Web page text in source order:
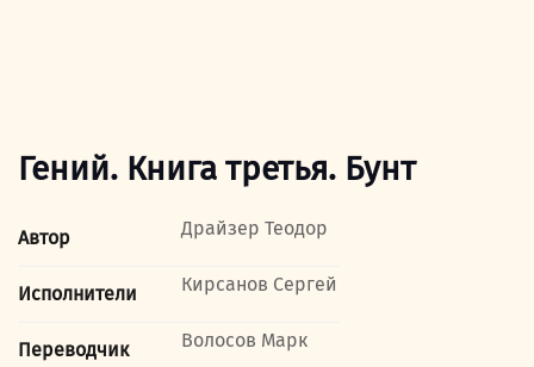
Гений. Книга третья. Бунт
Автор Драйзер Теодор
Исполнители Кирсанов Сергей
Переводчик Волосов Марк